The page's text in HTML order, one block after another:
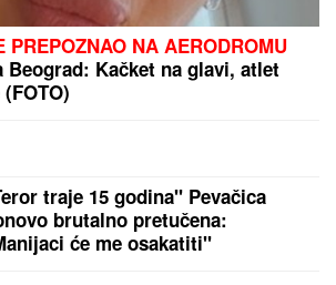
PREPOZNAO NA AERODROMU
Beograd: Kačket na glavi, atlet
traje 15 godina" Pevačica
brutalno pretučena:
će me osakatiti"